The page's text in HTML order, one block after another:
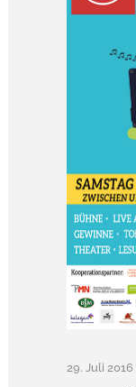
29. Juli 2016